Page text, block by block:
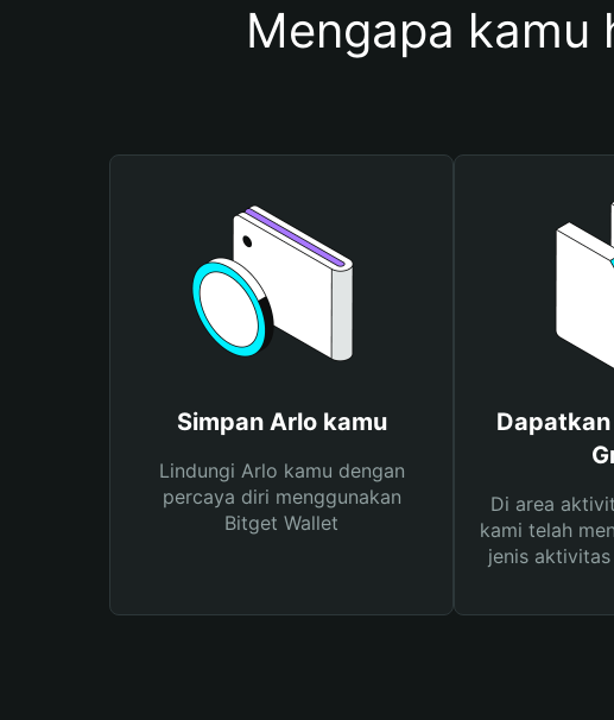
Mengapa kamu
Simpan Arlo kamu
Lindungi Arlo kamu dengan
percaya diri menggunakan
Bitget Wallet
Di area
kami telah
jenis